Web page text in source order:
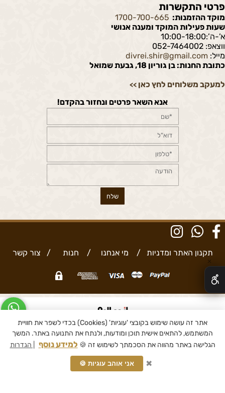
פרטי התקשרות
מוקד ההזמנות: 1700-700-665
שעות פעילות המוקד ומענה אנושי
א’-ה’:10:00-18:00
ווצאפ: 052-7464002
מייל: divrei.shir@gmail.com
כתובת החנות: בן גוריון 18, גבעת שמואל
למעקב משלוחים לחץ כאן >>
אנא השאר פרטים ונחזור בהקדם!
תקנון האתר ומדניות / מי אנחנו / חנות / צור קשר
בניית אתרים
✕
אתר זה עושה שימוש בקובצי 'עוגיות' (Cookies) בכדי לשפר את חוויית
המשתמש, להתאים אישית תוכן ומודעות, ולנתח את התנועה באתר. המשך
הגלישה באתר מהווה את הסכמתך לשימוש זה 🍪 למידע נוסף | הגדרות
אני אוהב עוגיות 🍪 ✖